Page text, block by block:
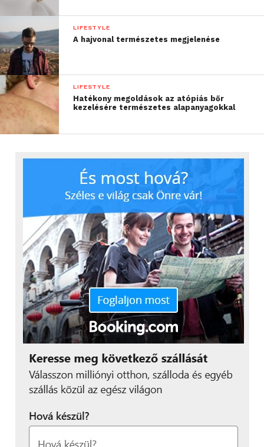
LIFESTYLE
A hajvonal természetes megjelenése
LIFESTYLE
Hatékony megoldások az atópiás bőr
kezelésére természetes alapanyagokkal